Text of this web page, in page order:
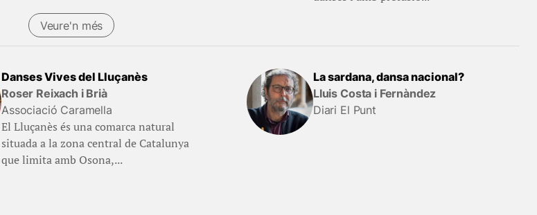
Veure'n més
Danses Vives del Lluçanès
Roser Reixach i Brià
Associació Caramella
El Lluçanès és una comarca natural
situada a la zona central de Catalunya
que limita amb Osona,...
La sardana, dansa nacional?
Lluis Costa i Fernàndez
Diari El Punt